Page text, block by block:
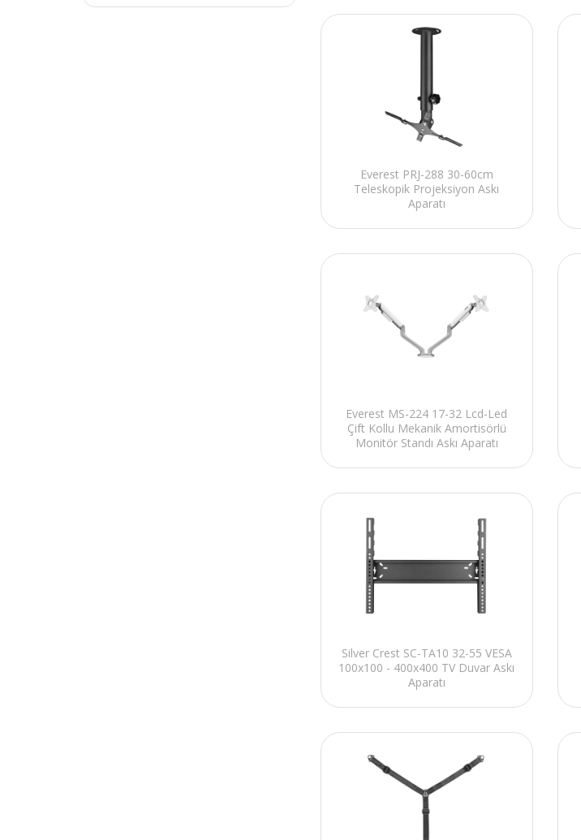
Everest PRJ-288 30-60cm
Teleskopik Projeksiyon Askı
Aparatı
Everest MS-224 17-32 Lcd-Led
Çift Kollu Mekanik Amortisörlü
Monitör Standı Askı Aparatı
Silver Crest SC-TA10 32-55 VESA
100x100 - 400x400 TV Duvar Askı
Aparatı